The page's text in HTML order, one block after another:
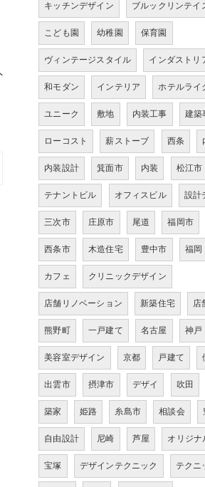
キッチンデザイン ブルックリンテイ
こども園 幼稚園 保育園
ヴィンテージスタイル インダストリ
和モダン インテリア ホテルライ
ユニーク 敷地 内装工事 建築
ローコスト 薪ストーブ 西条
内装設計 箕面市 内装 松江市
テナントビル オフィスビル 設計
三次市 庄原市 尾道 福岡市
西条市 木造住宅 豊中市 福岡
カフェ クリニックデザイン
店舗リノベーション 新築住宅 店
熊野町 一戸建て 名古屋 神戸
美容室デザイン 京都 戸建て
出雲市 摂津市 デザイ 吹田
築家 姫路 糸島市 相談会
自由設計 尼崎 芦屋 オリジナ
宝塚 デザインテクニック テクニ